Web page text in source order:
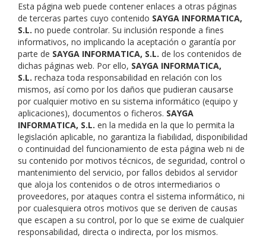
Esta página web puede contener enlaces a otras páginas
de terceras partes cuyo contenido SAYGA INFORMATICA,
S.L. no puede controlar. Su inclusión responde a fines
informativos, no implicando la aceptación o garantía por
parte de SAYGA INFORMATICA, S.L. de los contenidos de
dichas páginas web. Por ello, SAYGA INFORMATICA,
S.L. rechaza toda responsabilidad en relación con los
mismos, así como por los daños que pudieran causarse
por cualquier motivo en su sistema informático (equipo y
aplicaciones), documentos o ficheros. SAYGA
INFORMATICA, S.L. en la medida en la que lo permita la
legislación aplicable, no garantiza la fiabilidad, disponibilidad
o continuidad del funcionamiento de esta página web ni de
su contenido por motivos técnicos, de seguridad, control o
mantenimiento del servicio, por fallos debidos al servidor
que aloja los contenidos o de otros intermediarios o
proveedores, por ataques contra el sistema informático, ni
por cualesquiera otros motivos que se deriven de causas
que escapen a su control, por lo que se exime de cualquier
responsabilidad, directa o indirecta, por los mismos.